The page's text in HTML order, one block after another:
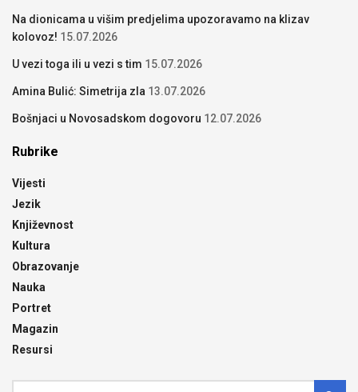
Na dionicama u višim predjelima upozoravamo na klizav
kolovoz! 15.07.2026
U vezi toga ili u vezi s tim 15.07.2026
Amina Bulić: Simetrija zla 13.07.2026
Bošnjaci u Novosadskom dogovoru 12.07.2026
Rubrike
Vijesti
Jezik
Književnost
Kultura
Obrazovanje
Nauka
Portret
Magazin
Resursi